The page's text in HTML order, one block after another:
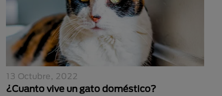
13 Octubre, 2022
¿Cuanto vive un gato doméstico?